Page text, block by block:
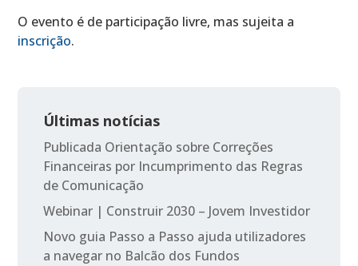
O evento é de participação livre, mas sujeita a
inscrição.
Últimas notícias
Publicada Orientação sobre Correções
Financeiras por Incumprimento das Regras
de Comunicação
Webinar | Construir 2030 – Jovem Investidor
Novo guia Passo a Passo ajuda utilizadores
a navegar no Balcão dos Fundos